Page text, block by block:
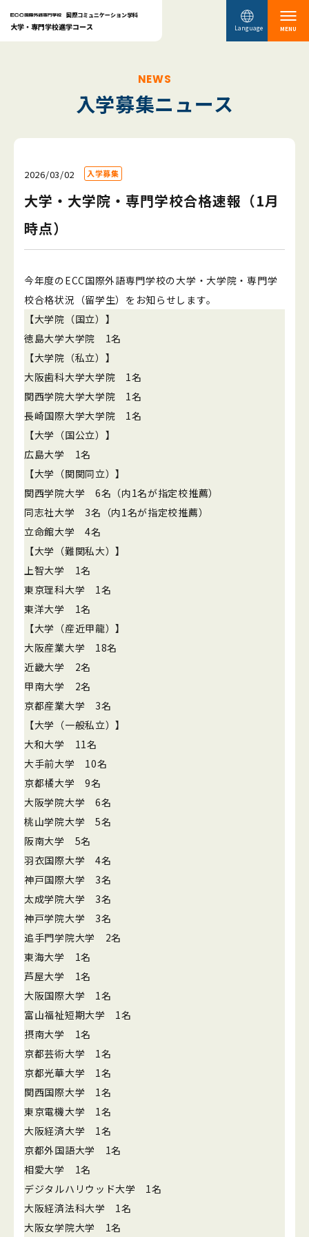
国際コミュニケーション学科
大学・専門学校進学コース Language MENU
NEWS
入学募集ニュース
2026/03/02 入学募集
大学・大学院・専門学校合格速報（1月
時点）
今年度のECC国際外語専門学校の大学・大学院・専門学
校合格状況（留学生）をお知らせします。
【大学院（国立）】
徳島大学大学院 1名
【大学院（私立）】
大阪歯科大学大学院 1名
関西学院大学大学院 1名
長崎国際大学大学院 1名
【大学（国公立）】
広島大学 1名
【大学（関関同立）】
関西学院大学 6名（内1名が指定校推薦）
同志社大学 3名（内1名が指定校推薦）
立命館大学 4名
【大学（難関私大）】
上智大学 1名
東京理科大学 1名
東洋大学 1名
【大学（産近甲龍）】
大阪産業大学 18名
近畿大学 2名
甲南大学 2名
京都産業大学 3名
【大学（一般私立）】
大和大学 11名
大手前大学 10名
京都橘大学 9名
大阪学院大学 6名
桃山学院大学 5名
阪南大学 5名
羽衣国際大学 4名
神戸国際大学 3名
太成学院大学 3名
神戸学院大学 3名
追手門学院大学 2名
東海大学 1名
芦屋大学 1名
大阪国際大学 1名
富山福祉短期大学 1名
摂南大学 1名
京都芸術大学 1名
京都光華大学 1名
関西国際大学 1名
東京電機大学 1名
大阪経済大学 1名
京都外国語大学 1名
相愛大学 1名
デジタルハリウッド大学 1名
大阪経済法科大学 1名
大阪女学院大学 1名